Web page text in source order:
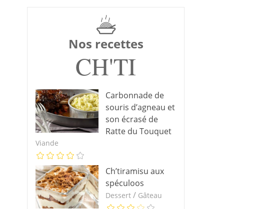
Nos recettes
CH'TI
Carbonnade de
souris d’agneau et
son écrasé de
Ratte du Touquet
Viande
Ch’tiramisu aux
spéculoos
Dessert / Gâteau